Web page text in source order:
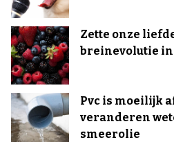
Zette onze
breinevolutie in
Pvc is moeilijk
veranderen
smeerolie